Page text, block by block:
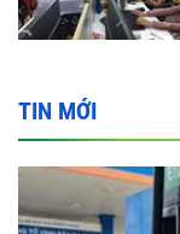
TIN MỚI